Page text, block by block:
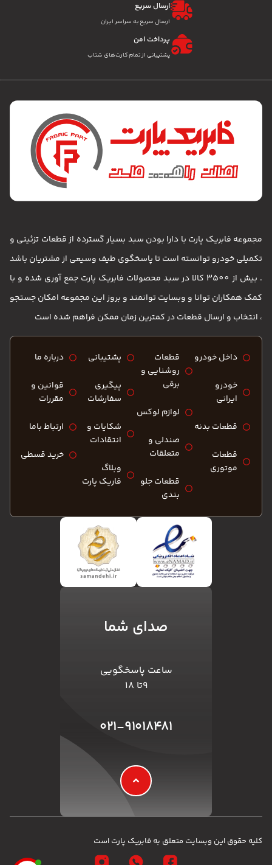
ارسال سریع
ارسال سریع به سراسر ایران
پرداخت امن
پشتیبانی از تمام کارت‌های شتاب
مجموعه فابریک پارت با دارا بودن سبد بسیار گسترده از قطعات تزئینی و
تکمیلی خودرو توانسته است تا پاسخگوی طیف وسیعی از مشتریان باشد
. بیش از 3500 کالا در سبد محصولات فابریک پارت جمع آوری شده و با
کمک همکاران توانا و وبسایت توانمند و بروز این مجموعه امکان جستجو
، انتخاب و ارسال قطعات در کمترین زمان ممکن فراهم شده است
داخل خودرو
خودرو
ایرانی
قطعات بدنه
قطعات
موتوری
قطعات
روشنایی و
برقی
لوازم لوکس
صندلی و
متعلقات
قطعات جلو
بندی
پشتیبانی
پیگیری
سفارشات
شکایات و
انتقادات
وبلاگ
فاریک پارت
درباره ما
قوانین و
مقررات
ارتباط باما
خرید قسطی
صدای شما
ساعت پاسخگویی
۹تا ۱۸
۰۲۱-۹۱۰۱۸۴۸۱
کلیه حقوق این وبسایت متعلق به فابریک پارت است